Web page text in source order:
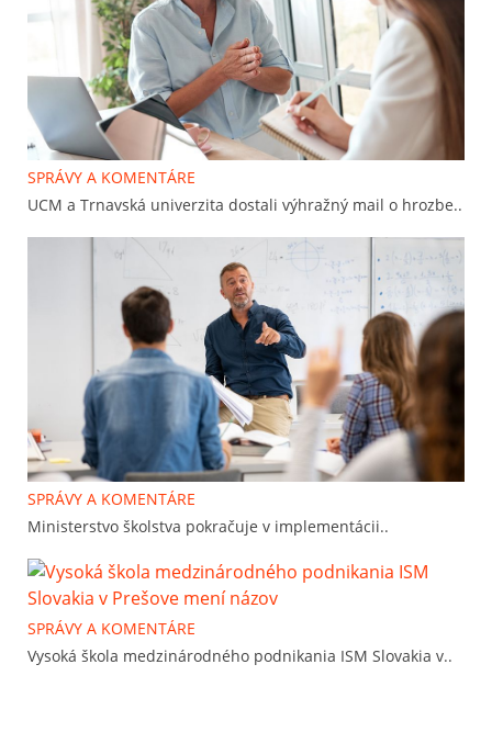
SPRÁVY A KOMENTÁRE
UCM a Trnavská univerzita dostali výhražný mail o hrozbe..
SPRÁVY A KOMENTÁRE
Ministerstvo školstva pokračuje v implementácii..
SPRÁVY A KOMENTÁRE
Vysoká škola medzinárodného podnikania ISM Slovakia v..